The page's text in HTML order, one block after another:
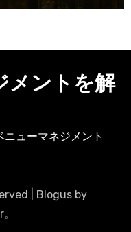
メントを解
ューマネジメント
Blogus by
。